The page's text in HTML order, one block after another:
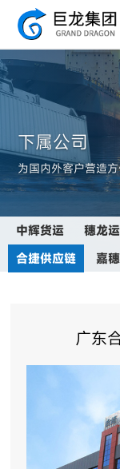
下属公司
为国内外客户营造
中辉货运 穗龙
合捷供应链
嘉
广东